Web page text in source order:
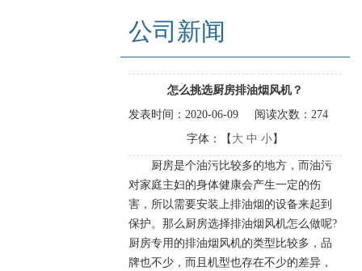
公司新闻
怎么挑选厨房排油烟风机？
发表时间：2020-06-09 阅读次数：274
字体：【 大 中 小】
厨房是个油污比较多的地方，而油污
对家庭主妇的身体健康会产生一定的伤
害，所以需要安装上排油烟的设备来起到
保护。那么厨房选择排油烟风机怎么做呢?
厨房专用的排油烟风机的类型比较多，品
牌也不少，而且机型也存在不少的差异，